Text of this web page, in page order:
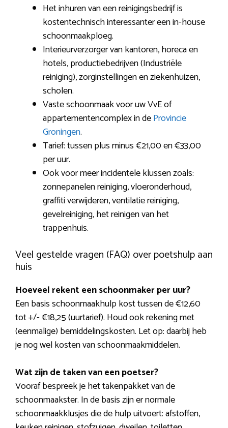
Het inhuren van een reinigingsbedrijf is
kostentechnisch interessanter een in-house
schoonmaakploeg.
Interieurverzorger van kantoren, horeca en
hotels, productiebedrijven (Industriële
reiniging), zorginstellingen en ziekenhuizen,
scholen.
Vaste schoonmaak voor uw VvE of
appartementencomplex in deProvincie
Groningen.
Tarief: tussen plus minus €21,00 en €33,00
per uur.
Ook voor meer incidentele klussen zoals:
zonnepanelen reiniging, vloeronderhoud,
graffiti verwijderen, ventilatie reiniging,
gevelreiniging, het reinigen van het
trappenhuis.
Veel gestelde vragen (FAQ) over poetshulp aan
huis
Hoeveel rekent een schoonmaker per uur?
Een basis schoonmaakhulp kost tussen de €12,60
tot +/- €18,25 (uurtarief). Houd ook rekening met
(eenmalige) bemiddelingskosten. Let op: daarbij heb
je nog wel kosten van schoonmaakmiddelen.
Wat zijn de taken van een poetser?
Vooraf bespreek je het takenpakket van de
schoonmaakster. In de basis zijn er normale
schoonmaakklusjes die de hulp uitvoert: afstoffen,